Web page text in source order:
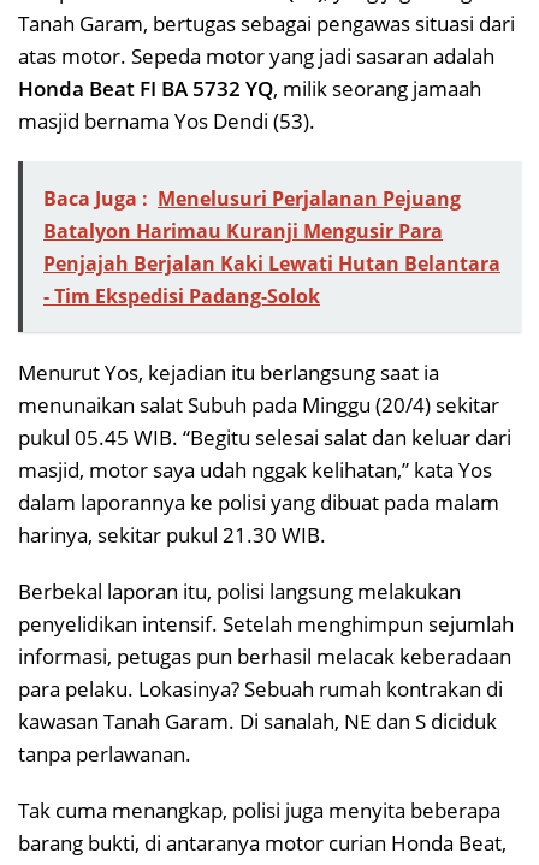
Tanah Garam, bertugas sebagai pengawas situasi dari
atas motor. Sepeda motor yang jadi sasaran adalah
Honda Beat FI BA 5732 YQ, milik seorang jamaah
masjid bernama Yos Dendi (53).
Baca Juga : Menelusuri Perjalanan Pejuang
Batalyon Harimau Kuranji Mengusir Para
Penjajah Berjalan Kaki Lewati Hutan Belantara
- Tim Ekspedisi Padang-Solok
Menurut Yos, kejadian itu berlangsung saat ia
menunaikan salat Subuh pada Minggu (20/4) sekitar
pukul 05.45 WIB. “Begitu selesai salat dan keluar dari
masjid, motor saya udah nggak kelihatan,” kata Yos
dalam laporannya ke polisi yang dibuat pada malam
harinya, sekitar pukul 21.30 WIB.
Berbekal laporan itu, polisi langsung melakukan
penyelidikan intensif. Setelah menghimpun sejumlah
informasi, petugas pun berhasil melacak keberadaan
para pelaku. Lokasinya? Sebuah rumah kontrakan di
kawasan Tanah Garam. Di sanalah, NE dan S diciduk
tanpa perlawanan.
Tak cuma menangkap, polisi juga menyita beberapa
barang bukti, di antaranya motor curian Honda Beat,